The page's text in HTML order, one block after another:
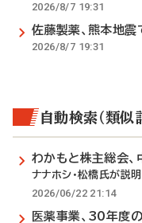
2026/8/7 19:31
佐藤製薬、熊本地震
2026/8/7 19:31
自動検索（類似
わかもと株主総会
ナナホシ・松橋氏が説明
2026/06/22 21:14
医薬事業、30年度